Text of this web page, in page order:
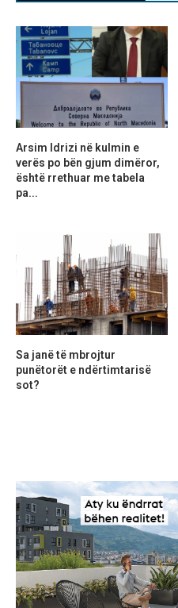
Arsim Idrizi në kulmin e
verës po bën gjum dimëror,
është rrethuar me tabela
pa...
Sa janë të mbrojtur
punëtorët e ndërtimtarisë
sot?